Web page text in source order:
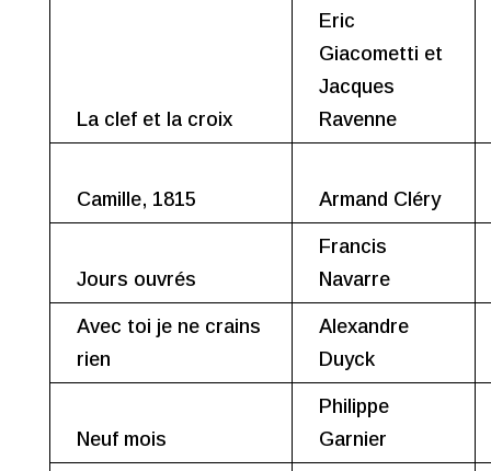
La clef et la croix
Eric
Giacometti et
Jacques
Ravenne
Camille, 1815 Armand Cléry
Jours ouvrés
Francis
Navarre
Avec toi je ne crains
rien
Alexandre
Duyck
Neuf mois
Philippe
Garnier